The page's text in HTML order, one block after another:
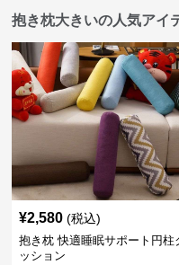
抱き枕大きいの人気アイ
¥2,580 (税込)
抱き枕 快適睡眠サポート円柱
ッション